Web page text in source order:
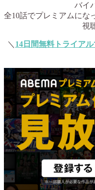
バイ
全10話でプレミアムにな
視
＼ 14日間無料トライア